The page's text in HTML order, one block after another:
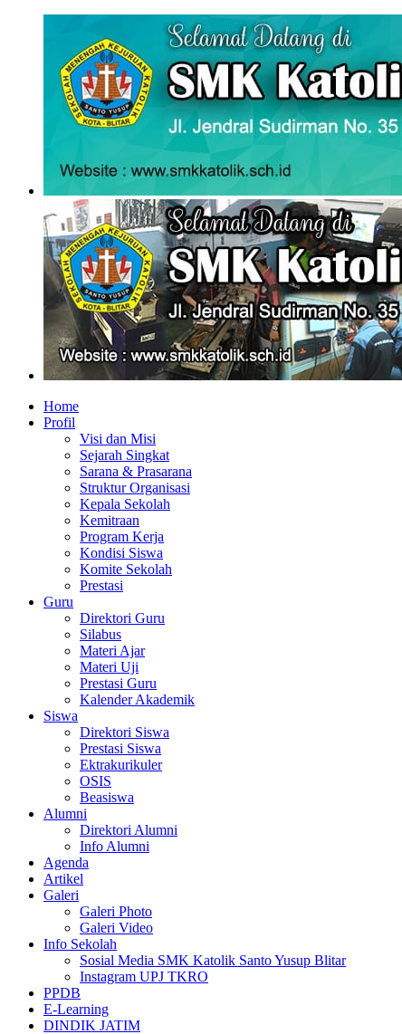
Home
Profil
Visi dan Misi
Sejarah Singkat
Sarana & Prasarana
Struktur Organisasi
Kepala Sekolah
Kemitraan
Program Kerja
Kondisi Siswa
Komite Sekolah
Prestasi
Guru
Direktori Guru
Silabus
Materi Ajar
Materi Uji
Prestasi Guru
Kalender Akademik
Siswa
Direktori Siswa
Prestasi Siswa
Ektrakurikuler
OSIS
Beasiswa
Alumni
Direktori Alumni
Info Alumni
Agenda
Artikel
Galeri
Galeri Photo
Galeri Video
Info Sekolah
Sosial Media SMK Katolik Santo Yusup Blitar
Instagram UPJ TKRO
PPDB
E-Learning
DINDIK JATIM